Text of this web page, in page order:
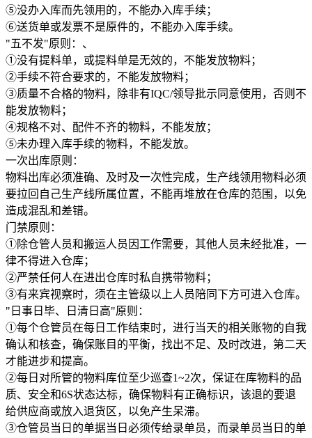
⑤没办入库而先领用的，不能办入库手续；
⑥送货单或发票不是原件的，不能办入库手续。
"五不发"原则：、
①没有提料单，或提料单是无效的，不能发放物料；
②手续不符合要求的，不能发放物料；
③质量不合格的物料，除非有IQC/领导批示同意使用，否则不
能发放物料；
④规格不对、配件不齐的物料，不能发放；
⑤未办理入库手续的物料，不能发放。
一次出库原则：
物料出库必须准确、及时及一次性完成，生产线领用物料必须
要拉回自己生产线所属位置，不能再堆放在仓库的范围，以免
造成混乱和差错。
门禁原则：
①除仓管人员和搬运人员因工作需要，其他人员未经批准，一
律不得进入仓库；
②严禁任何人在进出仓库时私自携带物料；
③有来宾视察时，须在主管级以上人员陪同下方可进入仓库。
"日事日毕、日清日高"原则：
①每个仓管员在每日工作结束时，进行当天的相关账物的自我
确认和核查，确保账目的平衡，找出不足、及时改进，第二天
才能进步和提高。
②每日对所管的物料库位至少巡查1~2次，保证在库物料的品
质、安全和6S状态达标，确保物料有正确标识，该退的要退
给供应商或放入退货区，以免产生呆滞。
③仓管员当日的单据当日必须传给录单员，而录单员当日的单